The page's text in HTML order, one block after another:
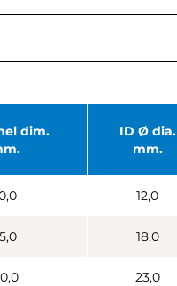
dim.
ID Ø dia.
mm.
12,0
18,0
23,0